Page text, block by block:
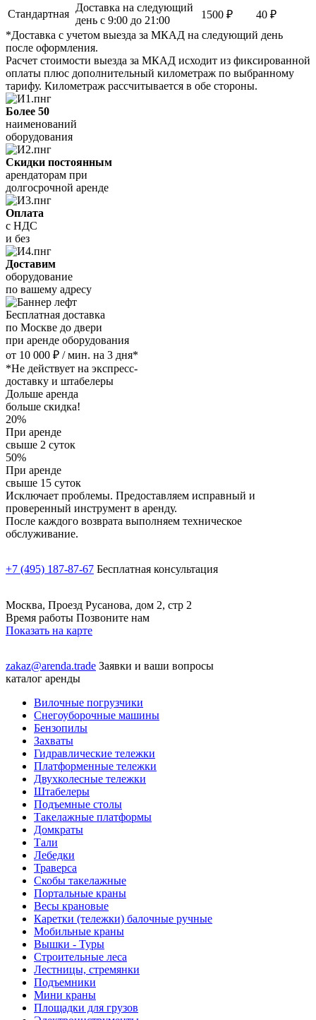
Стандартная
Доставка на следующий
день с 9:00 до 21:00
1500 ₽
40 ₽
*Доставка с учетом выезда за МКАД на следующий день
после оформления.
Расчет стоимости выезда за МКАД исходит из фиксированной
оплаты плюс дополнительный километраж по выбранному
тарифу. Километраж рассчитывается в обе стороны.
Более 50
наименований
оборудования
Скидки постоянным
арендаторам при
долгосрочной аренде
Оплата
с НДС
и без
Доставим
оборудование
по вашему адресу
Бесплатная доставка
по Москве до двери
при аренде оборудования
от 10 000 ₽ / мин. на 3 дня*
*Не действует на экспресс-
доставку и штабелеры
Дольше аренда
больше скидка!
20%
При аренде
свыше 2 суток
50%
При аренде
свыше 15 суток
Исключает проблемы. Предоставляем исправный и
проверенный инструмент в аренду.
После каждого возврата выполняем техническое
обслуживание.
+7 (495) 187-87-67 Бесплатная консультация
Москва, Проезд Русанова, дом 2, стр 2
Время работы Позвоните нам
Показать на карте
zakaz@arenda.trade Заявки и ваши вопросы
каталог аренды
Вилочные погрузчики
Снегоуборочные машины
Бензопилы
Захваты
Гидравлические тележки
Платформенные тележки
Двухколесные тележки
Штабелеры
Подъемные столы
Такелажные платформы
Домкраты
Тали
Лебедки
Траверса
Скобы такелажные
Портальные краны
Весы крановые
Каретки (тележки) балочные ручные
Мобильные краны
Вышки - Туры
Строительные леса
Лестницы, стремянки
Подъемники
Мини краны
Площадки для грузов